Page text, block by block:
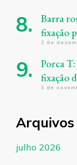
Barra
fixação
2 de
Porca
fixação
3 de
Arquivos
julho 2026